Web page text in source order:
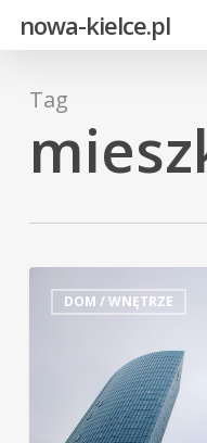
content
nowa-kielce.pl
Tag
DOM / WNĘTRZE